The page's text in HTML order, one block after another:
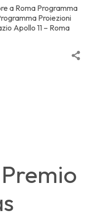
a Roma Programma
Proiezioni
Apollo 11 – Roma